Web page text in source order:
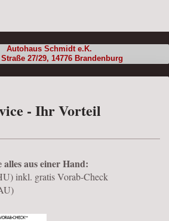
e.K.
14776 Brandenburg
- Ihr Vorteil
alles aus einer Hand:
inkl. gratis Vorab-Check